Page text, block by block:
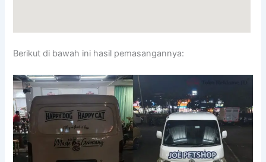
Berikut di bawah ini hasil pemasangannya: